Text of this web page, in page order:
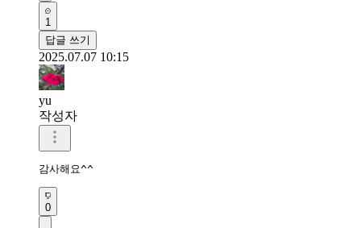
1
답글 쓰기
2025.07.07 10:15
yu
작성자
감사해요^^
0